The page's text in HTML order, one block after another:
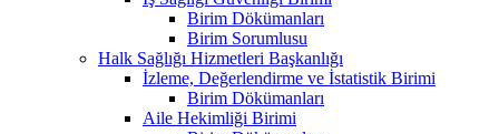
Birim Dökümanları
Birim Sorumlusu
Halk Sağlığı Hizmetleri Başkanlığı
İzleme, Değerlendirme ve İstatistik Birimi
Birim Dökümanları
Aile Hekimliği Birimi